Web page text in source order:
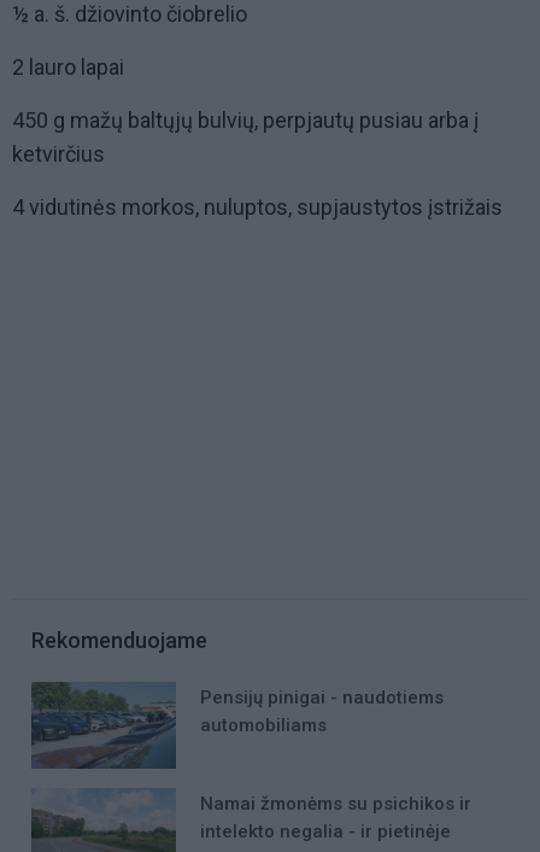
½ a. š. džiovinto čiobrelio
2 lauro lapai
450 g mažų baltųjų bulvių, perpjautų pusiau arba į
ketvirčius
4 vidutinės morkos, nuluptos, supjaustytos įstrižais
Rekomenduojame
Pensijų pinigai - naudotiems
automobiliams
Namai žmonėms su psichikos ir
intelekto negalia - ir pietinėje